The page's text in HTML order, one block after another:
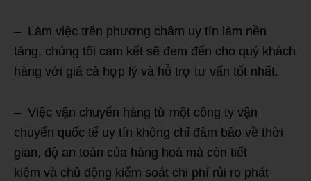
– Làm việc trên phương châm uy tín làm nền
tảng, chúng tôi cam kết sẽ đem đến cho quý khách
hàng với giá cả hợp lý và hỗ trợ tư vấn tốt nhất.
– Việc vận chuyển hàng từ một công ty vận
chuyển quốc tế uy tín không chỉ đảm bảo về thời
gian, độ an toàn của hàng hoá mà còn tiết
kiệm và chủ động kiểm soát chi phí rủi ro phát